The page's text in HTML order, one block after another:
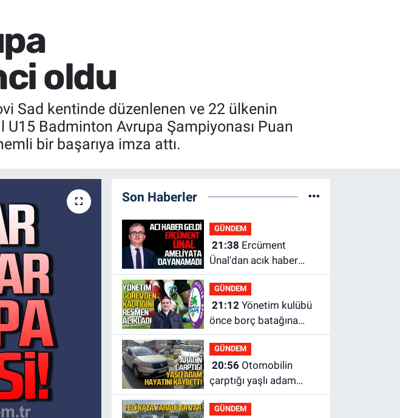
oldu
Sad kentinde düzenlenen ve 22 ülkenin
U15 Badminton Avrupa Şampiyonası Puan
bir başarıya imza attı.
Son Haberler
GÜNDEM
21:38
Ünal'dan acık haber
geldi: Ameliyata
dayanamadı
GÜNDEM
21:12Yönetim kulübü
önce borç batağına
soktu şimdi de
görevden kaçtığını
resmen açıkladı
GÜNDEM
20:56Otomobilin
çarptığı yaşlı adam
hayatını kaybetti
GÜNDEM